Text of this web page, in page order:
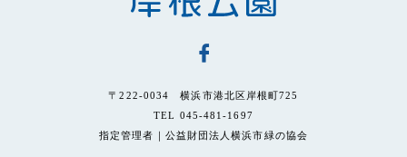
〒222-0034 横浜市港北区岸根町725
TEL 045-481-1697
指定管理者｜公益財団法人横浜市緑の協会